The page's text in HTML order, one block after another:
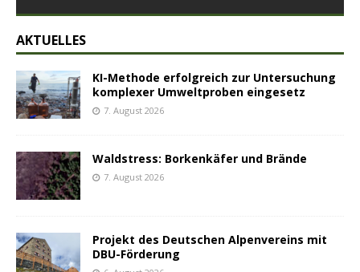
AKTUELLES
KI-Methode erfolgreich zur Untersuchung
komplexer Umweltproben eingesetz
7. August 2026
Waldstress: Borkenkäfer und Brände
7. August 2026
Projekt des Deutschen Alpenvereins mit
DBU-Förderung